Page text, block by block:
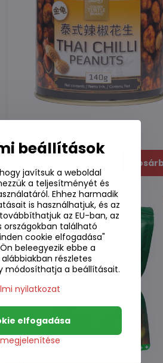
földimogyoró GTB140g
Készleten
900 Ft
beállítások
javítsuk a weboldal
a teljesítményét és
Ehhez harmadik
is használhatjuk, és az
az EU-ban, az
országokban található
cookie elfogadása"
beleegyezik ebbe a
részletes
módosíthatja a beállításait.
nyilatkozat
elfogadása